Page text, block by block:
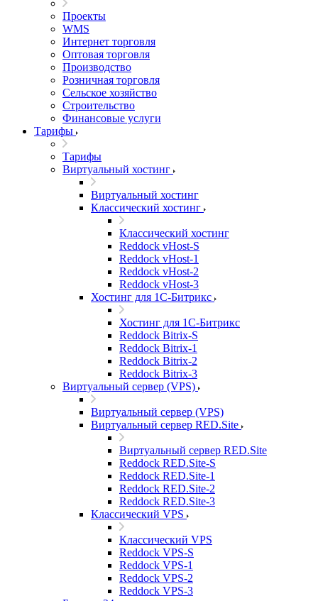
Проекты
WMS
Интернет торговля
Оптовая торговля
Производство
Розничная торговля
Сельское хозяйство
Строительство
Финансовые услуги
Тарифы
Тарифы
Виртуальный хостинг
Виртуальный хостинг
Классический хостинг
Классический хостинг
Reddock vHost-S
Reddock vHost-1
Reddock vHost-2
Reddock vHost-3
Хостинг для 1С-Битрикс
Хостинг для 1С-Битрикс
Reddock Bitrix-S
Reddock Bitrix-1
Reddock Bitrix-2
Reddock Bitrix-3
Виртуальный сервер (VPS)
Виртуальный сервер (VPS)
Виртуальный сервер RED.Site
Виртуальный сервер RED.Site
Reddock RED.Site-S
Reddock RED.Site-1
Reddock RED.Site-2
Reddock RED.Site-3
Классический VPS
Классический VPS
Reddock VPS-S
Reddock VPS-1
Reddock VPS-2
Reddock VPS-3